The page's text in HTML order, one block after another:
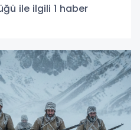
ile ilgili 1 haber